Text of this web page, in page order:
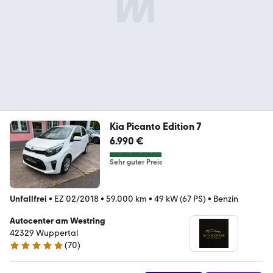
Kia Picanto Edition 7
6.990 €
Sehr guter Preis
Unfallfrei • EZ 02/2018• 59.000 km • 49 kW (67 PS) • Benzin
Autocenter am Westring
42329 Wuppertal
5 Sterne
(70)